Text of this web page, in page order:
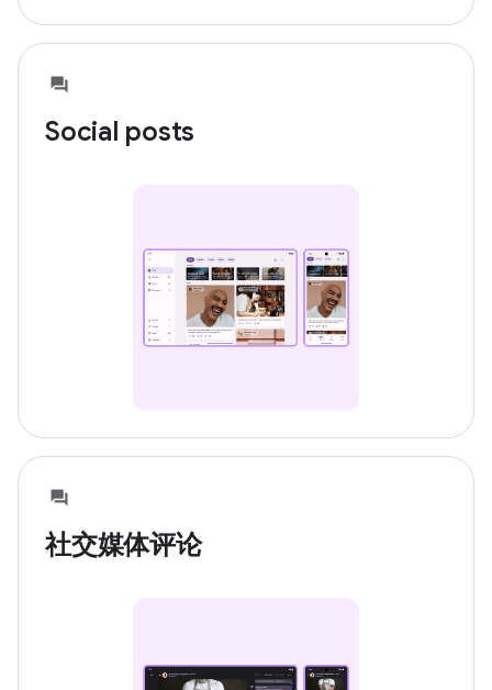
Social posts
社交媒体评论